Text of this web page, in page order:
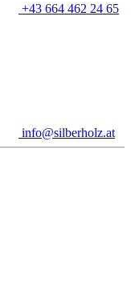
+43 664 462 24 65
info@silberholz.at